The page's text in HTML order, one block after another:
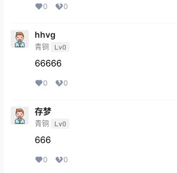
0 0
hhvg
青铜 Lv0
66666
0 0
存梦
青铜 Lv0
666
0 0